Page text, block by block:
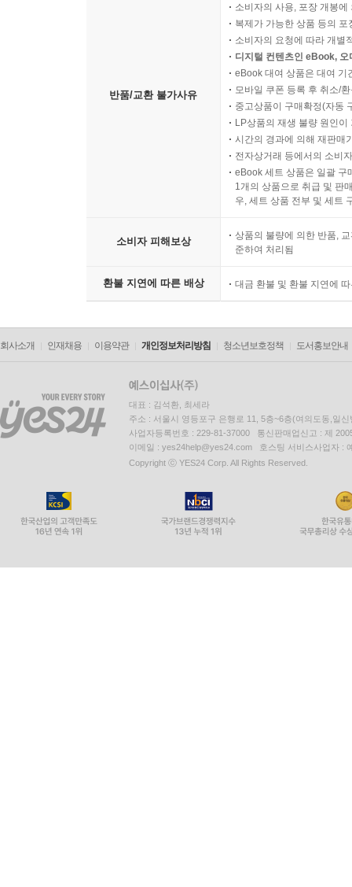
반품/교환 불가사유
소비자의 사용, 포장 개봉
복제가 가능한 상품 등의
소비자의 요청에 따라 개별
디지털 컨텐츠인 eBook,
eBook 대여 상품은 대여 기
모바일 쿠폰 등록 후 취소/
중고상품이 구매확정(자동
LP상품의 재생 불량 원인
시간의 경과에 의해 재판매
전자상거래 등에서의 소비
eBook 세트 상품은 일괄 구
1개의 상품으로 취급 및 판
우, 세트 상품 전부 및 세트
소비자 피해보상
상품의 불량에 의한 반품,
준하여 처리됨
환불 지연에 따른 배상 대금 환불 및 환불 지연에
회사소개 인재채용 이용약관 개인정보처리방침 청소년보호정책 도서홍보안내
대표 : 김석환, 최세라
주소 : 서울시 영등포구 은행로 11, 5층~6층(여의도동,일신
사업자등록번호 : 229-81-37000 통신판매업신고 : 제
이메일 : yes24help@yes24.com 호스팅 서비스사업자 :
Copyright ⓒ YES24 Corp. All Rights Reserved.